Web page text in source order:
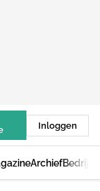
Inloggen
Archief